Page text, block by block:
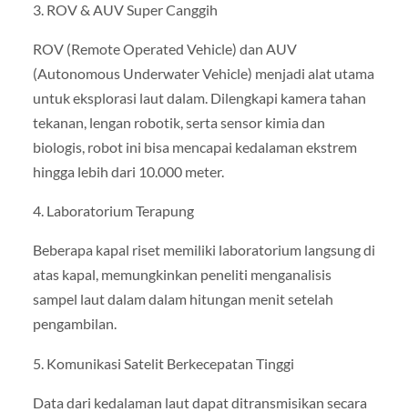
3. ROV & AUV Super Canggih
ROV (Remote Operated Vehicle) dan AUV
(Autonomous Underwater Vehicle) menjadi alat utama
untuk eksplorasi laut dalam. Dilengkapi kamera tahan
tekanan, lengan robotik, serta sensor kimia dan
biologis, robot ini bisa mencapai kedalaman ekstrem
hingga lebih dari 10.000 meter.
4. Laboratorium Terapung
Beberapa kapal riset memiliki laboratorium langsung di
atas kapal, memungkinkan peneliti menganalisis
sampel laut dalam dalam hitungan menit setelah
pengambilan.
5. Komunikasi Satelit Berkecepatan Tinggi
Data dari kedalaman laut dapat ditransmisikan secara